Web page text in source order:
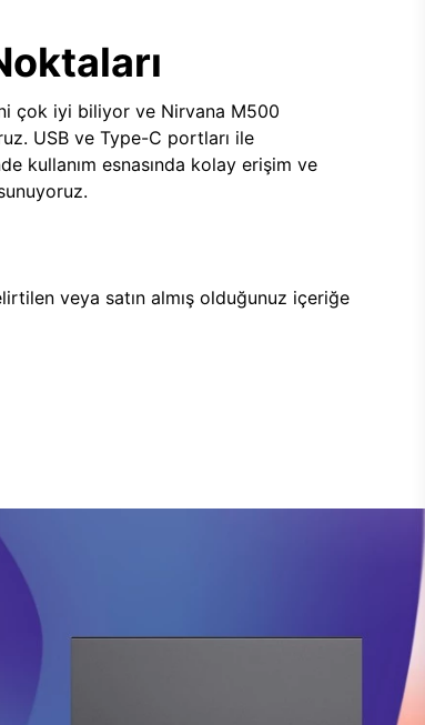
çok iyi biliyor ve Nirvana M500
USB ve Type-C portları ile
kullanım esnasında kolay erişim ve
veya satın almış olduğunuz içeriğe